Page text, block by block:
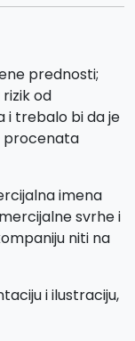
prednosti;
od
i trebalo bi da je
procenata
imena
svrhe i
niti na
i ilustraciju,